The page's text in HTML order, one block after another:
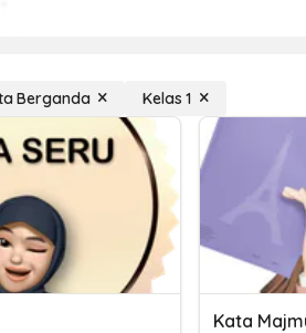
Berganda Kelas 1
Kata